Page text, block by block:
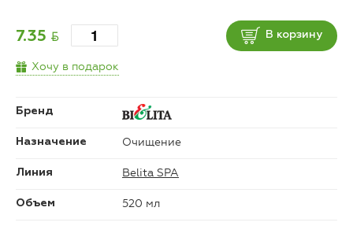
7.35 BYN В корзину
Хочу в подарок
Бренд
Назначение Очищение
Линия Belita SPA
Объем 520 мл